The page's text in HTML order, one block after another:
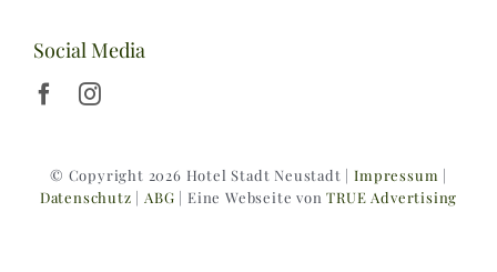
Social Media
© Copyright 2026 Hotel Stadt Neustadt | Impressum |
Datenschutz | ABG | Eine Webseite vonTRUE Advertising